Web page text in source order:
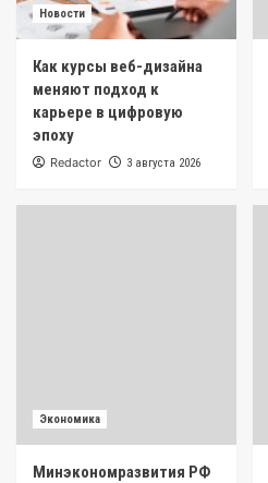
Новости
Как курсы веб-дизайна
меняют подход к
карьере в цифровую
эпоху
Redactor 3 августа 2026
Экономика
Минэкономразвития РФ